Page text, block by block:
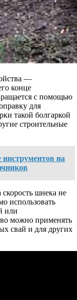
—
конце
с помощью
для
такой болгаркой
строительные
инструментов на
шнека не
использовать
или
можно применять
свай и для других